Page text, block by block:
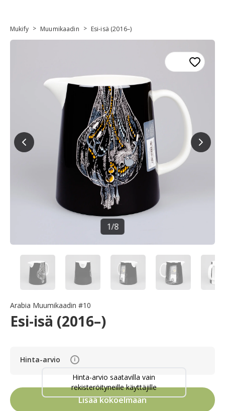
Mukify > Muumikaadin > Esi-isä (2016–)
1/8
Arabia Muumikaadin #10
Esi-isä (2016–)
Hinta-arvio i
Hinta-arvio saatavilla vain
rekisteröityneille käyttäjille
Lisää kokoelmaan